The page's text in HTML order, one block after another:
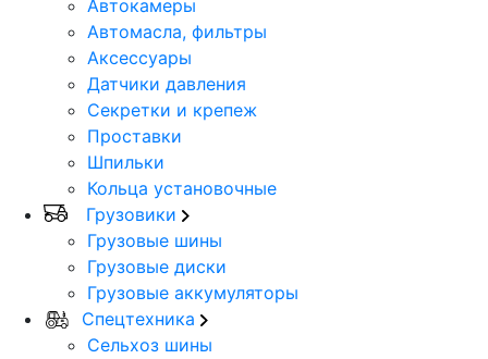
Автокамеры
Автомасла, фильтры
Аксессуары
Датчики давления
Секретки и крепеж
Проставки
Шпильки
Кольца установочные
Грузовики
Грузовые шины
Грузовые диски
Грузовые аккумуляторы
Спецтехника
Сельхоз шины